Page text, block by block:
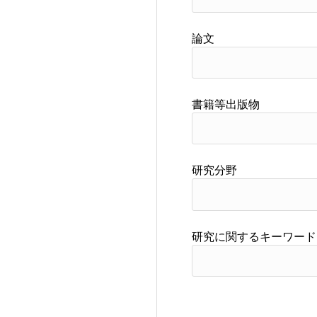
論文
書籍等出版物
研究分野
研究に関するキーワード